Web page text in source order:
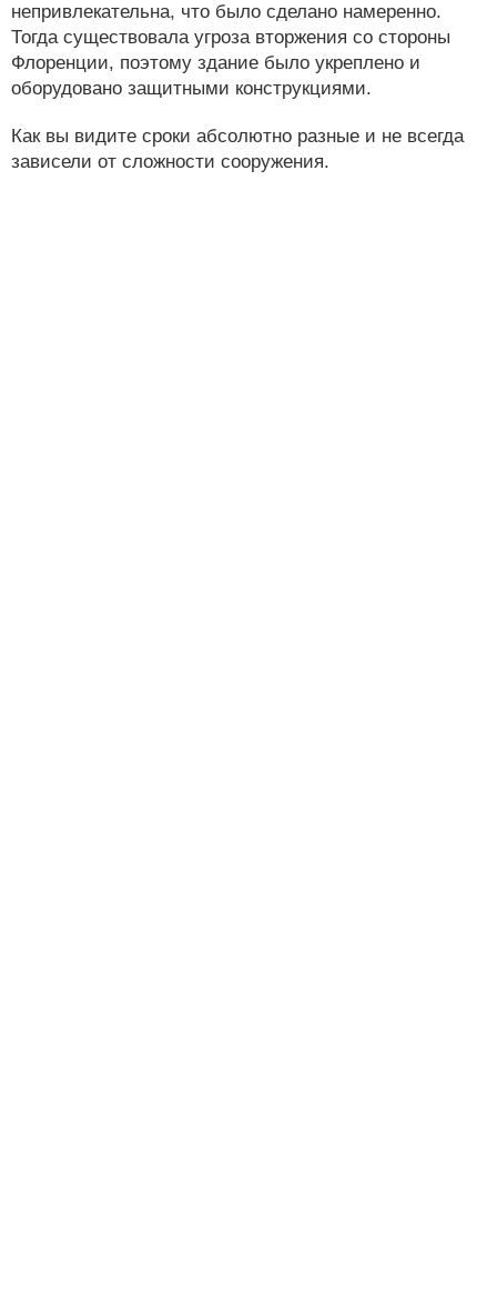
непривлекательна, что было сделано намеренно.
Тогда существовала угроза вторжения со стороны
Флоренции, поэтому здание было укреплено и
оборудовано защитными конструкциями.
Как вы видите сроки абсолютно разные и не всегда
зависели от сложности сооружения.